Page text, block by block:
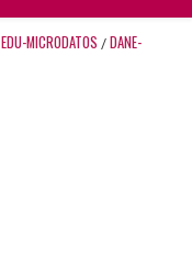
EDU-MICRODATOS / DANE-